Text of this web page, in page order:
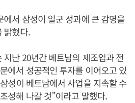
에서 삼성이 일군 성과에 큰 감명을
밝혔다.
지난 20년간 베트남의 제조업과 전
에서 성공적인 투자를 이어오고 있
성이 베트남에서 사업을 지속할 수
성해 나갈 것”이라고 말했다.